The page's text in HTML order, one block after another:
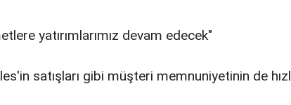
yatırımlarımız devam edecek"
satışları gibi müşteri memnuniyetinin de